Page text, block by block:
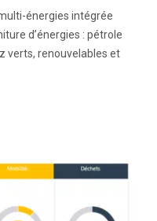
énergies intégrée
d’énergies : pétrole
verts, renouvelables et